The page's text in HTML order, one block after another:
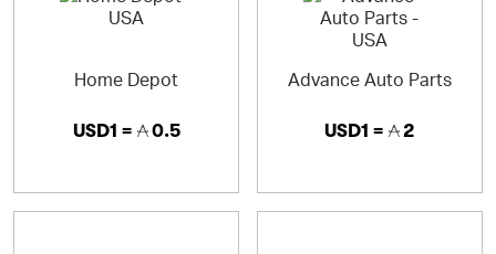
Home Depot
USD1 = 0.5
Advance Auto Parts
USD1 = 2